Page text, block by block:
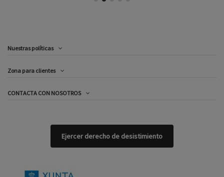
Nuestras políticas
Zona para clientes
CONTACTA CON NOSOTROS
Ejercer derecho de desistimiento